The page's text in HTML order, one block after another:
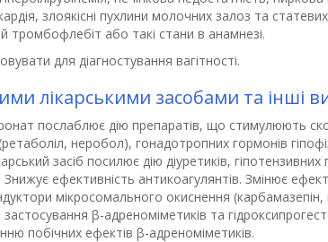
злоякісні пухлини молочних залоз та
тромбофлебіт або такі стани в анамнезі.
для діагностування вагітності.
лікарськими засобами та інші
послаблює дію препаратів, що стимулюють
неробол), гонадотропних гормонів
засіб посилює дію діуретиків,
ефективність антикоагулянтів. Змінює
мікросомального окиснення (карбамазепін,
β-адреноміметиків та
побічних ефектів β-адреноміметиків.